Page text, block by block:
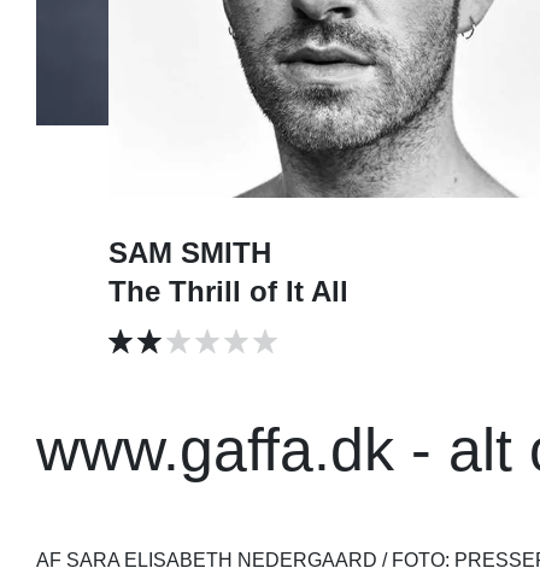
SAM SMITH
The Thrill of It All
www.gaffa.dk - alt
AF SARA ELISABETH NEDERGAARD / FOTO: